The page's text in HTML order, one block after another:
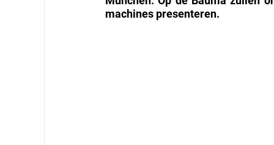
machines presenteren.